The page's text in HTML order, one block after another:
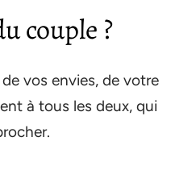
couple ?
vos envies, de votre
à tous les deux, qui